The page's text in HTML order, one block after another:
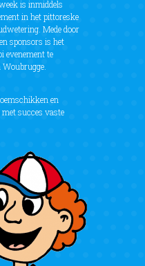
is inmiddels
in het pittoreske
Mede door
sponsors is het
evenement te
en
succes vaste